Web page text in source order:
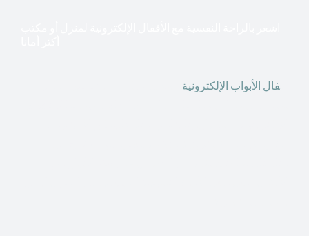
فال الأبواب الإلكترونية